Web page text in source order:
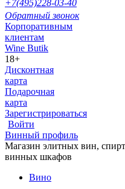
+7(495)228-03-40
Обратный звонок
Корпоративным
клиентам
Wine Butik
18+
Дисконтная
карта
Подарочная
карта
Зарегистрироваться
Войти
Винный профиль
Магазин элитных вин,
винных шкафов
Вино